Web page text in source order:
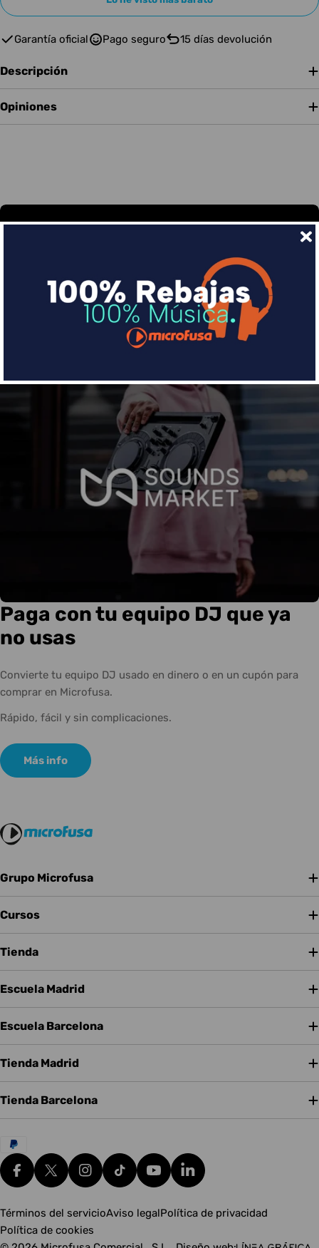
Garantía oficial Pago seguro 15 días devolución
Descripción
Opiniones
Financia tus compras con Sequra
Divide en 3 sin coste o hasta en 18 meses por una
pequeña cuota al mes con Sequra
Más info
Paga con tu equipo DJ que ya
no usas
Convierte tu equipo DJ usado en dinero o en un cupón para
comprar en Microfusa.
Rápido, fácil y sin complicaciones.
Más info
Grupo Microfusa
Cursos
Tienda
Escuela Madrid
Escuela Barcelona
Tienda Madrid
Tienda Barcelona
Métodos
de
pagoFacebookX (Twitter)Instagram
tiktok YouTubeTranslation missing:
Términos del servicioAviso legalPolítica de privacidad
Política de cookies